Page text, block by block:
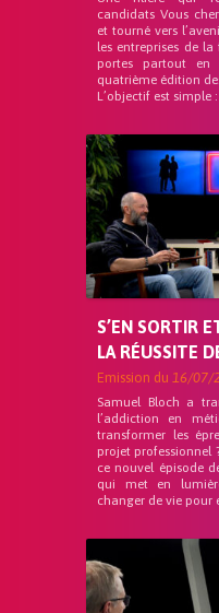
candidats Vous
et tourné vers
les entreprises de
portes partout en
quatrième édition
L’objectif est simple
S’EN SORTIR
LA RÉUSSITE
Emission du 16/07/
Samuel Bloch a
l’addiction en
transformer les
projet professionnel
ce nouvel épisode
qui met en
changer de vie pour